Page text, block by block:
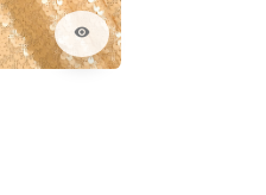
visibility